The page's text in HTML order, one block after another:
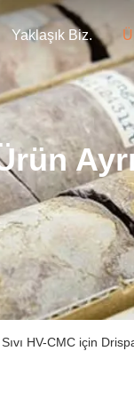
Yaklaşık Biz.
HV-CMC için